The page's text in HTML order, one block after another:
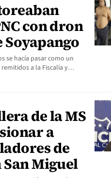
con dron
Soyapango
se hacía pasar como un
a la Fiscalía y…
de la MS
a
de
Miguel